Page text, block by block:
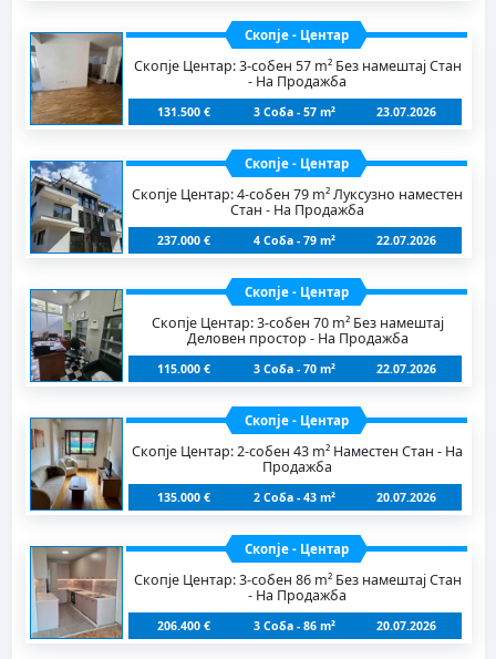
Скопје - Центар
Скопје Центар: 3-собен 57 m² Без намештај Стан
- На Продажба
131.500 € 3 Соба - 57 m² 23.07.2026
Скопје - Центар
Скопје Центар: 4-собен 79 m² Луксузно наместен
Стан - На Продажба
237.000 € 4 Соба - 79 m² 22.07.2026
Скопје - Центар
Скопје Центар: 3-собен 70 m² Без намештај
Деловен простор - На Продажба
115.000 € 3 Соба - 70 m² 22.07.2026
Скопје - Центар
Скопје Центар: 2-собен 43 m² Наместен Стан - На
Продажба
135.000 € 2 Соба - 43 m² 20.07.2026
Скопје - Центар
Скопје Центар: 3-собен 86 m² Без намештај Стан
- На Продажба
206.400 € 3 Соба - 86 m² 20.07.2026